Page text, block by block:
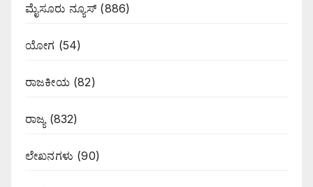
ಮೈಸೂರು ನ್ಯೂಸ್(886)
ಯೋಗ (54)
ರಾಜಕೀಯ(82)
ರಾಜ್ಯ(832)
ಲೇಖನಗಳು (90)